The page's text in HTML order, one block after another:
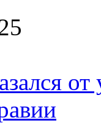
от